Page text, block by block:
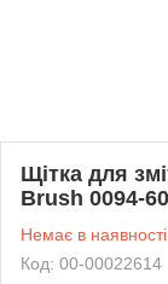
Щітка для
Brush 0094-
Немає в наявності
Код: 00-00022614